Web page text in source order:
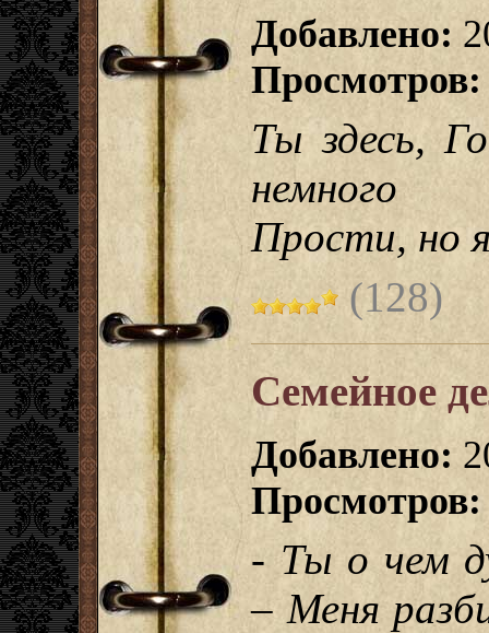
Добавлено:
Просмотров:
Ты здесь,
немного
Прости, но
(128)
Семейное
Добавлено:
Просмотров:
- Ты о чем
– Меня